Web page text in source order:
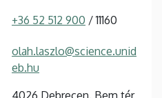
+36 52 512 900 / 11160
olah.laszlo@science.unid
eb.hu